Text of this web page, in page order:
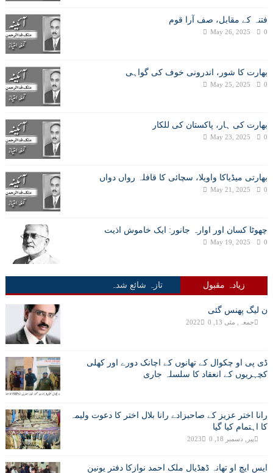
فتنہ کے مقابل، صف آرا قوم
May 26, 2025 0
بھارت کا شور، اندرونی خوف کی گواہی
May 25, 2025 0
بھارت کی ہار، پاکستان کی للکار
May 23, 2025 0
بھارتی میڈیاکا واویلا، سچائی کا قافلہ رواں دواں
May 21, 2025 0
چھوٹا کسان اور اوارہ جانور: ایک خاموش اذیت
May 19, 2025 0
زیادہ مقبول تازہ شائع شدہ
ن لیگ پھنس گئی
جمعہ, مئی 13, 2022 0
ڈی پی او چکوال کے تھانوں کے اچانک دورے اور کھلی
کچہریوں کے انعقاد کا سلسلہ جاری
رانا اختر عزیز کے صاحبزادے رانا بلال اختر کا دعوت ولیمہ
کا اہتمام کیا گیا
پیر, دسمبر 18, 2023 0
ایس ایچ او تھانہ ڈھڈیال ملک احمد نوازکا دفتر یونین